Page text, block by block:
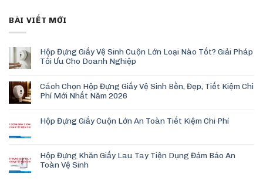
BÀI VIẾT MỚI
Hộp Đựng Giấy Vệ Sinh Cuộn Lớn Loại Nào Tốt? Giải Pháp
Tối Ưu Cho Doanh Nghiệp
Cách Chọn Hộp Đựng Giấy Vệ Sinh Bền, Đẹp, Tiết Kiệm Chi
Phí Mới Nhất Năm 2026
Hộp Đựng Giấy Cuộn Lớn An Toàn Tiết Kiệm Chi Phí
Hộp Đựng Khăn Giấy Lau Tay Tiện Dụng Đảm Bảo An
Toàn Vệ Sinh